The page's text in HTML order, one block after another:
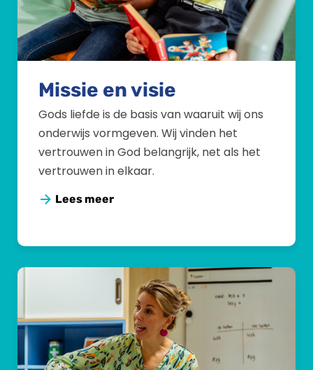
Missie en visie
Gods liefde is de basis van waaruit wij ons
onderwijs vormgeven. Wij vinden het
vertrouwen in God belangrijk, net als het
vertrouwen in elkaar.
Lees meer